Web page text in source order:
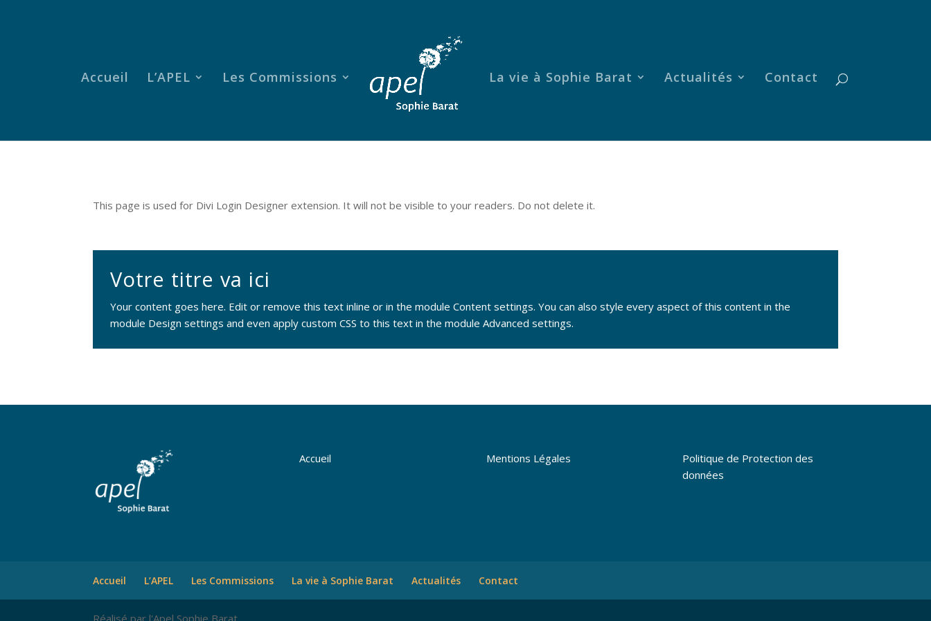
Accueil L’APEL Les Commissions La vie à Sophie Barat Actualités Contact
This page is used for Divi Login Designer extension. It will not be visible to your readers. Do not delete it.
Votre titre va ici
Your content goes here. Edit or remove this text inline or in the module Content settings. You can also style every aspect of this content in the
module Design settings and even apply custom CSS to this text in the module Advanced settings.
Accueil Mentions Légales
Politique de Protection des
données
Accueil L’APEL Les Commissions La vie à Sophie Barat Actualités Contact
Réalisé par l'Apel Sophie Barat